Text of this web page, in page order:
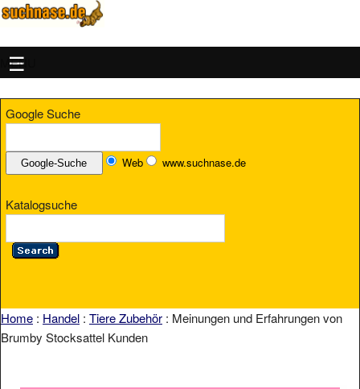
MENU
Google Suche
Web www.suchnase.de
Katalogsuche
Home : Handel : Tiere Zubehör : Meinungen und Erfahrungen von
Brumby Stocksattel Kunden